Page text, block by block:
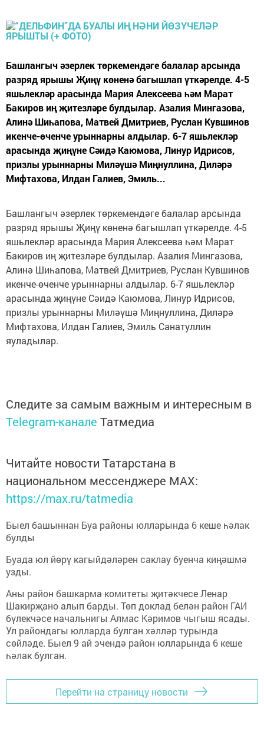
Башлангыч әзерлек төркемендәге балалар арсында
разряд ярышы Җиңү көненә багышлап үткәрелде. 4-5
яшьлекләр арасында Мария Алексеева һәм Марат
Бакиров иң җитезләре булдылар. Азалия Мингазова,
Алинә Шиһапова, Матвей Дмитриев, Руслан Кувшинов
икенче-өченче урыннарны алдылар. 6-7 яшьлекләр
арасында җиңүне Сәидә Каюмова, Линур Идрисов,
призлы урыннарны Миләүшә Миңнуллина, Диләрә
Мифтахова, Илдан Галиев, Эмиль...
Башлангыч әзерлек төркемендәге балалар арсында
разряд ярышы Җиңү көненә багышлап үткәрелде. 4-5
яшьлекләр арасында Мария Алексеева һәм Марат
Бакиров иң җитезләре булдылар. Азалия Мингазова,
Алинә Шиһапова, Матвей Дмитриев, Руслан Кувшинов
икенче-өченче урыннарны алдылар. 6-7 яшьлекләр
арасында җиңүне Сәидә Каюмова, Линур Идрисов,
призлы урыннарны Миләүшә Миңнуллина, Диләрә
Мифтахова, Илдан Галиев, Эмиль Санатуллин
яуладылар.
Следите за самым важным и интересным в
Telegram-канале Татмедиа
Читайте новости Татарстана в
национальном мессенджере MАХ:
https://max.ru/tatmedia
Быел башыннан Буа районы юлларында 6 кеше һәлак
булды
Буада юл йөрү кагыйдәләрен саклау буенча киңәшмә
узды.
Аны район башкарма комитеты җитәкчесе Ленар
Шакирҗано алып барды. Төп доклад белән район ГАИ
бүлекчәсе начальнигы Алмас Кәримов чыгыш ясады.
Ул райондагы юлларда булган хәлләр турында
сөйләде. Быел 9 ай эчендә район юлларында 6 кеше
һәлак булган.
Перейти на страницу новости